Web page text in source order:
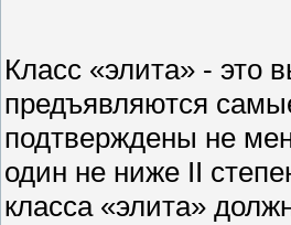
Класс «элита» - это
предъявляются
подтверждены не
один не ниже II
класса «элита»